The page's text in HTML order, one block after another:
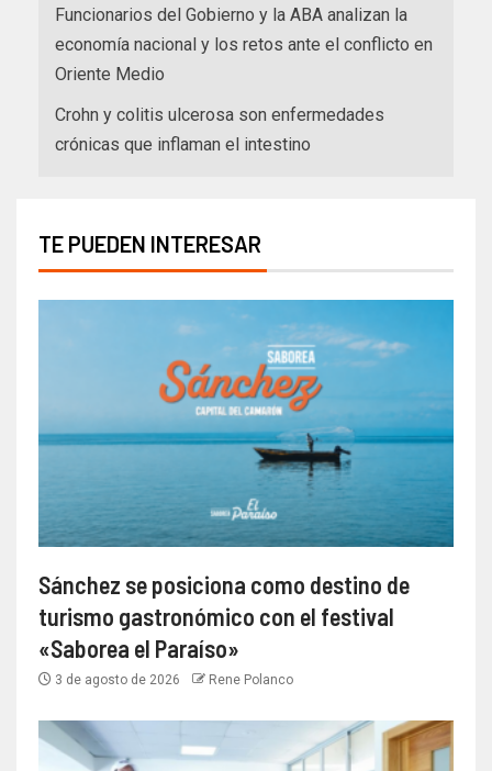
Funcionarios del Gobierno y la ABA analizan la
economía nacional y los retos ante el conflicto en
Oriente Medio
Crohn y colitis ulcerosa son enfermedades
crónicas que inflaman el intestino
TE PUEDEN INTERESAR
Sánchez se posiciona como destino de
turismo gastronómico con el festival
«Saborea el Paraíso»
3 de agosto de 2026 Rene Polanco